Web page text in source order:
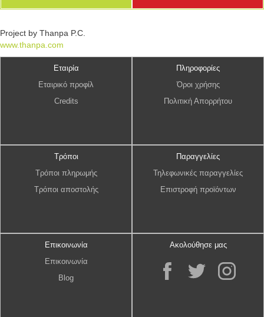
Project by Thanpa P.C.
www.thanpa.com
Εταιρία
Εταιρικό προφίλ
Credits
Πληροφορίες
Όροι χρήσης
Πολιτική Απορρήτου
Τρόποι
Τρόποι πληρωμής
Τρόποι αποστολής
Παραγγελίες
Τηλεφωνικές παραγγελίες
Επιστροφή προϊόντων
Επικοινωνία
Επικοινωνία
Blog
Ακολούθησε μας